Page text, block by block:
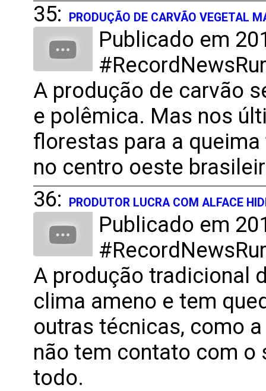
35:
PRODUÇÃO DE CARVÃO VEGETAL
Publicado em
A produção de carvão
e polêmica. Mas nos
florestas para a
no centro oeste
36:
PRODUTOR LUCRA COM ALFACE
Publicado em
A produção tradicional
clima ameno e tem
outras técnicas, como
não tem contato com o
todo.